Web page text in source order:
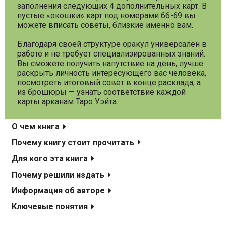
заполнения следующих 4 дополнительных карт. В
пустые «окошки» карт под номерами 66-69 вы
можете вписать советы, близкие именно вам.
Благодаря своей структуре оракул универсален в
работе и не требует специализированных знаний.
Вы сможете получить напутствие на день, лучше
раскрыть личность интересующего вас человека,
посмотреть итоговый совет в конце расклада, а
из брошюры — узнать соответствие каждой
карты арканам Таро Уэйта.
О чем книга
Почему книгу стоит прочитать
Для кого эта книга
Почему решили издать
Информация об авторе
Ключевые понятия